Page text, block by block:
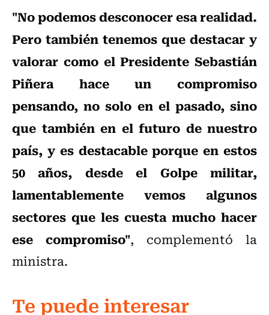
"No podemos desconocer esa realidad.
Pero también tenemos que destacar y
valorar como el Presidente Sebastián
Piñera hace un compromiso
pensando, no solo en el pasado, sino
que también en el futuro de nuestro
país, y es destacable porque en estos
50 años, desde el Golpe militar,
lamentablemente vemos algunos
sectores que les cuesta mucho hacer
ese compromiso", complementó la
ministra.
Te puede interesar